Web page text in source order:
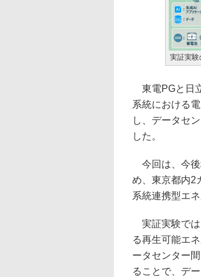
実証実験
東電PGと日
系統における
し、データセ
した。
今回は、今後
め、東京都内2
系統連携型エ
実証実験では
る再生可能エ
ータセンター
ることで、デ